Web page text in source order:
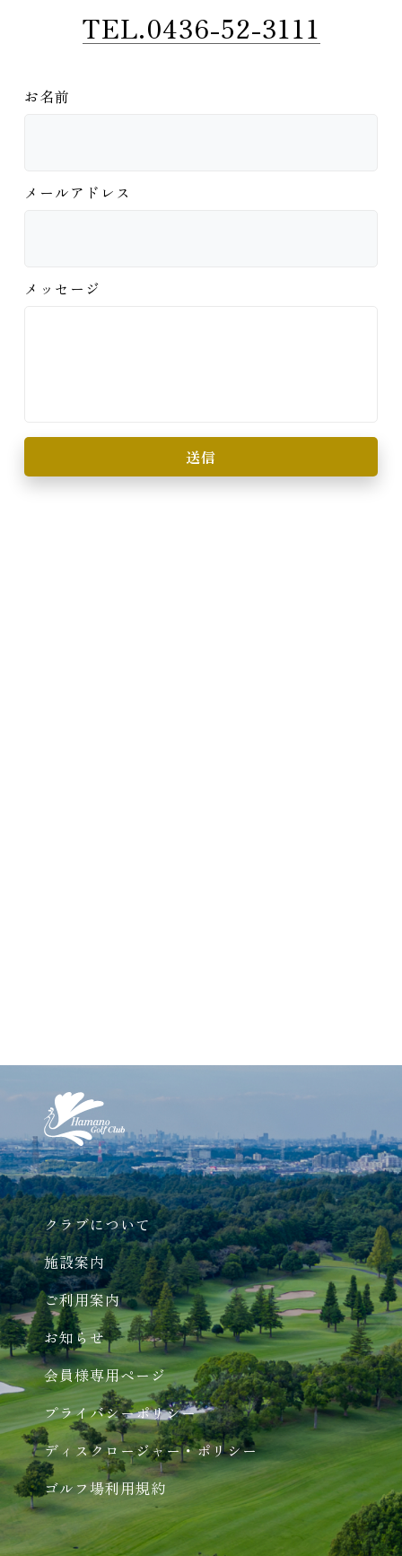
TEL.0436-52-3111
お名前
メールアドレス
メッセージ
クラブについて
施設案内
ご利用案内
お知らせ
会員様専用ページ
プライバシーポリシー
ディスクロージャー・ポリシー
ゴルフ場利用規約